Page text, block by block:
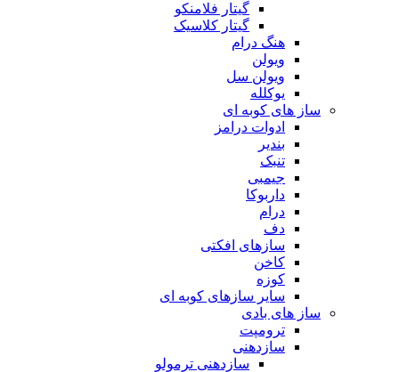
گیتار فلامنکو
گیتار کلاسیک
هنگ درام
ویولن
ویولن سل
یوکلله
ساز های کوبه ای
ادوات درامز
بندیر
تنبک
جیمبی
داربوکا
درام
دف
سازهای افکتی
کاخن
کوزه
سایر سازهای کوبه ای
ساز های بادی
ترومپت
سازدهنی
سازدهنی ترمولو